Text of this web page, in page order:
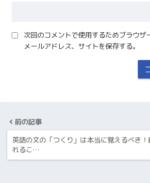
次回のコメントで使用するためブラウザ
メールアドレス、サイトを保存する。
前の記事
英語の文の「つくり」は本当に覚えるべき
れるこ…